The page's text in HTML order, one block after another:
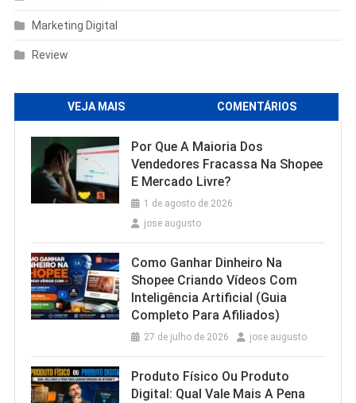
Marketing Digital
Review
VEJA MAIS COMENTÁRIOS
Por Que A Maioria Dos
Vendedores Fracassa Na Shopee
E Mercado Livre?
1 de agosto de 2026
jose augusto
Como Ganhar Dinheiro Na
Shopee Criando Vídeos Com
Inteligência Artificial (Guia
Completo Para Afiliados)
27 de julho de 2026 jose augusto
Produto Físico Ou Produto
Digital: Qual Vale Mais A Pena